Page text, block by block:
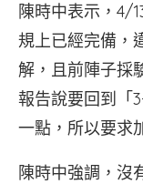
陳時中表示，4/
規上已經完備，
解，且前陣子採
報告說要回到「
一點，所以要求
陳時中強調，沒